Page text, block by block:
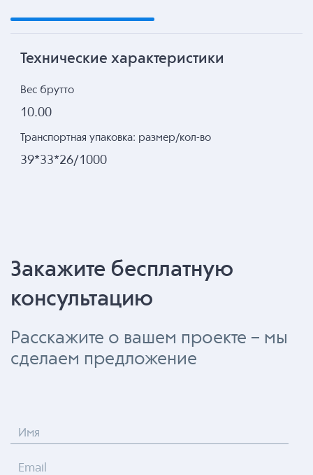
Технические характеристики
Вес брутто
10.00
Транспортная упаковка: размер/кол-во
39*33*26/1000
Закажите бесплатную
консультацию
Расскажите о вашем проекте – мы
сделаем предложение
Имя
Email